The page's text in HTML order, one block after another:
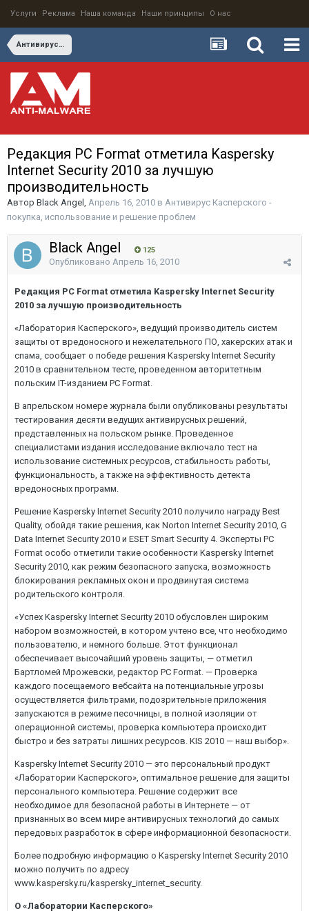
Услуги Реклама Наша команда Наши принципы О нас
Антивирус Касперского - покупка, использование и решение проблем
Редакция PC Format отметила Kaspersky
Internet Security 2010 за лучшую
производительность
Автор Black Angel , Апрель 16, 2010 в Антивирус Касперского -
покупка, использование и решение проблем
Black Angel 125
Опубликовано Апрель 16, 2010
Редакция PC Format отметила Kaspersky Internet Security
2010 за лучшую производительность
«Лаборатория Касперского», ведущий производитель систем
защиты от вредоносного и нежелательного ПО, хакерских атак и
спама, сообщает о победе решения Kaspersky Internet Security
2010 в сравнительном тесте, проведенном авторитетным
польским IT-изданием PC Format.
В апрельском номере журнала были опубликованы результаты
тестирования десяти ведущих антивирусных решений,
представленных на польском рынке. Проведенное
специалистами издания исследование включало тест на
использование системных ресурсов, стабильность работы,
функциональность, а также на эффективность детекта
вредоносных программ.
Решение Kaspersky Internet Security 2010 получило награду Best
Quality, обойдя такие решения, как Norton Internet Security 2010, G
Data Internet Security 2010 и ESET Smart Security 4. Эксперты PC
Format особо отметили такие особенности Kaspersky Internet
Security 2010, как режим безопасного запуска, возможность
блокирования рекламных окон и продвинутая система
родительского контроля.
«Успех Kaspersky Internet Security 2010 обусловлен широким
набором возможностей, в котором учтено все, что необходимо
пользователю, и немного больше. Этот функционал
обеспечивает высочайший уровень защиты, — отметил
Бартломей Мрожевски, редактор PC Format. — Проверка
каждого посещаемого вебсайта на потенциальные угрозы
осуществляется фильтрами, подозрительные приложения
запускаются в режиме песочницы, в полной изоляции от
операционной системы, проверка компьютера происходит
быстро и без затраты лишних ресурсов. KIS 2010 — наш выбор».
Kaspersky Internet Security 2010 — это персональный продукт
«Лаборатории Касперского», оптимальное решение для защиты
персонального компьютера. Решение содержит все
необходимое для безопасной работы в Интернете — от
признанных во всем мире антивирусных технологий до самых
передовых разработок в сфере информационной безопасности.
Более подробную информацию о Kaspersky Internet Security 2010
можно получить по адресу
www.kaspersky.ru/kaspersky_internet_security.
О «Лаборатории Касперского»